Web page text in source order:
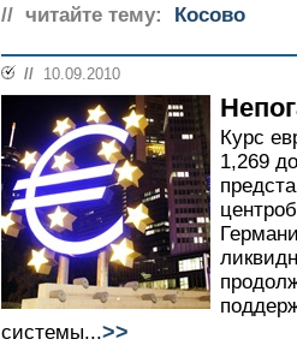
// читайте тему: Косово
// 10.09.2010
Курс
1,269
системы...>>